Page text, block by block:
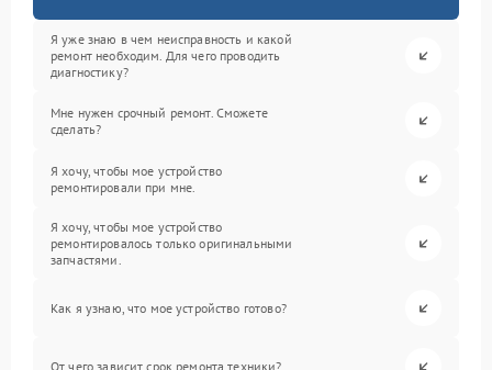
Я уже знаю в чем неисправность и какой
ремонт необходим. Для чего проводить
диагностику?
Мне нужен срочный ремонт. Сможете
сделать?
Я хочу, чтобы мое устройство
ремонтировали при мне.
Я хочу, чтобы мое устройство
ремонтировалось только оригинальными
запчастями.
Как я узнаю, что мое устройство готово?
От чего зависит срок ремонта техники?